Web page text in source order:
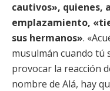
cautivos», quienes,
emplazamiento,
sus hermanos».
musulmán cuando tú
provocar la reacción
nombre de Alá, hay